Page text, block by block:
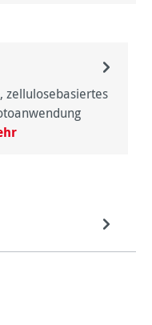
zellulosebasiertes